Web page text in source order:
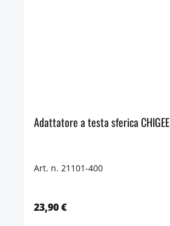
Adattatore a testa sferica CHIGEE
Art. n. 21101-400
23,90 €